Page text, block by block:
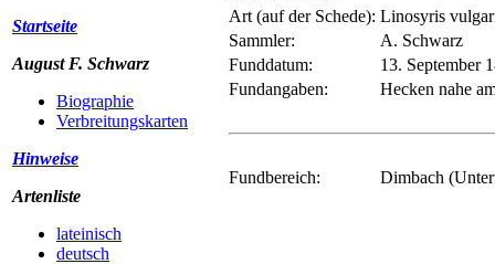
Startseite
August F. Schwarz
Biographie
Verbreitungskarten
Hinweise
Artenliste
lateinisch
deutsch
Art (auf der Schede): Linosyris
Sammler:
A. Schwarz
Funddatum:
13. September
Fundangaben:
Hecken nahe
Fundbereich: Dimbach